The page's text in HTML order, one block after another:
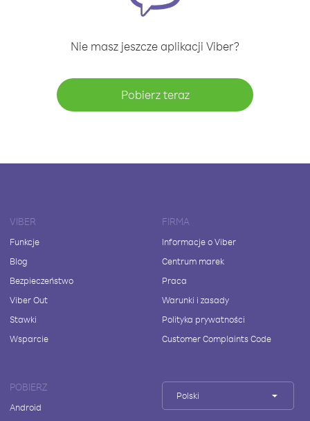
Nie masz jeszcze aplikacji Viber?
Pobierz teraz
VIBER
Funkcje
Blog
Bezpieczeństwo
Viber Out
Stawki
Wsparcie
FIRMA
Informacje o Viber
Centrum marek
Praca
Warunki i zasady
Polityka prywatności
Customer Complaints Code
POBIERZ
Android
Polski